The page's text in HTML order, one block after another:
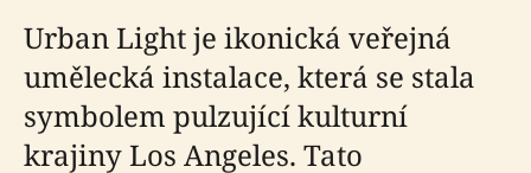
Urban Light je ikonická veřejná
umělecká instalace, která se stala
symbolem pulzující kulturní
krajiny Los Angeles. Tato